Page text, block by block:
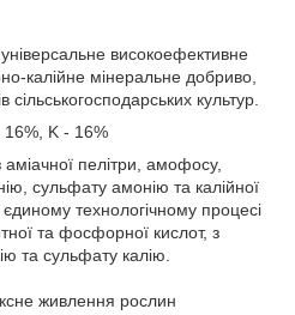
високоефективне
калійне мінеральне добриво
сільськогосподарських культур.
16%, K - 16%
пелітри, амофосу,
сульфату амонію та калійної
технологічному процесі
та фосфорної кислот, з
та сульфату калію.
живлення рослин